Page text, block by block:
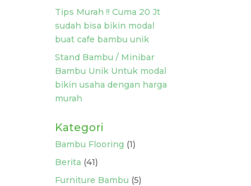
Tips Murah !! Cuma 20 Jt
sudah bisa bikin modal
buat cafe bambu unik
Stand Bambu / Minibar
Bambu Unik Untuk modal
bikin usaha dengan harga
murah
Kategori
Bambu Flooring (1)
Berita (41)
Furniture Bambu (5)